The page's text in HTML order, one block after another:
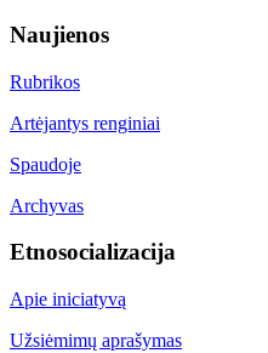
Naujienos
Rubrikos
Artėjantys renginiai
Spaudoje
Archyvas
Etnosocializacija
Apie iniciatyvą
Užsiėmimų aprašymas